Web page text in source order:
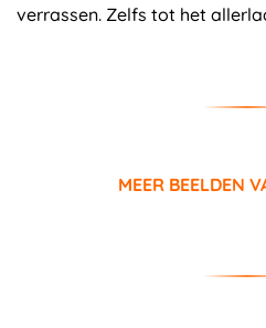
verrassen. Zelfs tot het
MEER BEELDEN